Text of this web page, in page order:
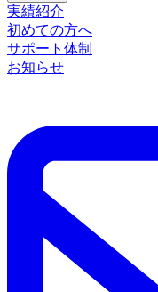
実績紹介
初めての方へ
サポート体制
お知らせ